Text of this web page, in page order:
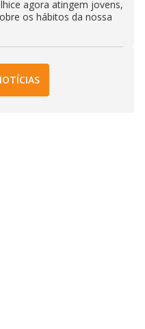
agora atingem jovens,
os hábitos da nossa